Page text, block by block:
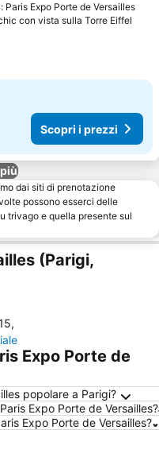
Paris Expo Porte de Versailles
con vista sulla Torre Eiffel
Scopri i prezzi
dai siti di prenotazione
possono esserci delle
trivago e quella presente sul
(Parigi,
,
Expo Porte de
popolare a Parigi?
Expo Porte de Versailles?
Expo Porte de Versailles?